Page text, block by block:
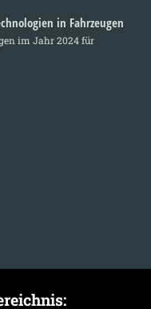
in Fahrzeugen
im Jahr 2024 für